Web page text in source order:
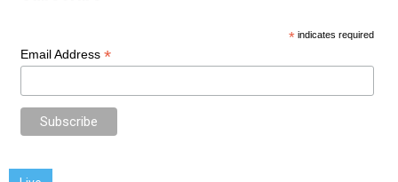
* indicates required
Email Address *